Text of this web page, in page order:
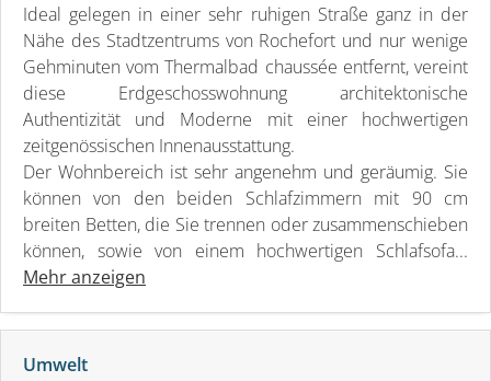
Ideal gelegen in einer sehr ruhigen Straße ganz in der
Nähe des Stadtzentrums von Rochefort und nur wenige
Gehminuten vom Thermalbad chaussée entfernt, vereint
diese Erdgeschosswohnung architektonische
Authentizität und Moderne mit einer hochwertigen
zeitgenössischen Innenausstattung.
Der Wohnbereich ist sehr angenehm und geräumig. Sie
können von den beiden Schlafzimmern mit 90 cm
breiten Betten, die Sie trennen oder zusammenschieben
können, sowie von einem hochwertigen Schlafsofa...
Mehr anzeigen
Umwelt